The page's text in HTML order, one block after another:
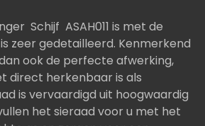
Schijf ASAH011 is met de
zeer gedetailleerd. Kenmerkend
ook de perfecte afwerking,
direct herkenbaar is als
is vervaardigd uit hoogwaardig
het sieraad voor u met het